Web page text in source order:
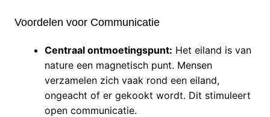
Voordelen voor Communicatie
Centraal ontmoetingspunt: Het eiland is van
nature een magnetisch punt. Mensen
verzamelen zich vaak rond een eiland,
ongeacht of er gekookt wordt. Dit stimuleert
open communicatie.